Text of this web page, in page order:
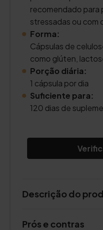
recomendado para
stressadas ou com
Forma:
Cápsulas de
como glúten,
Porção diária:
1 cápsula por dia
Suficiente para:
120 dias de
Descrição do
Prós e contras